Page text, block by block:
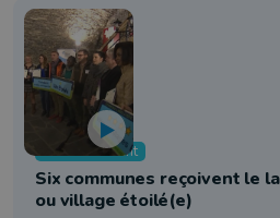
Environnement
Six communes reçoivent le
ou village étoilé(e)